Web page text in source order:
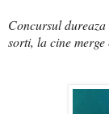
Concursul
sorti, la cine